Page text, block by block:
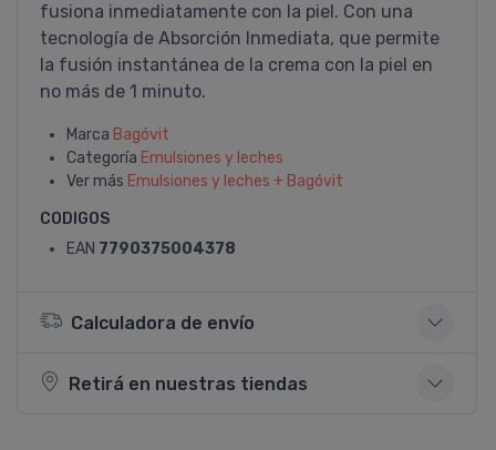
fusiona inmediatamente con la piel. Con una
tecnologí­a de Absorción Inmediata, que permite
la fusión instantánea de la crema con la piel en
no más de 1 minuto.
Marca Bagóvit
Categoría Emulsiones y leches
Ver más Emulsiones y leches + Bagóvit
CODIGOS
EAN 7790375004378
Calculadora de envío
Retirá en nuestras tiendas